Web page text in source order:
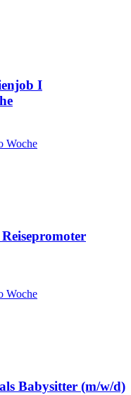
I
Woche
Woche
Babysitter (m/w/d)